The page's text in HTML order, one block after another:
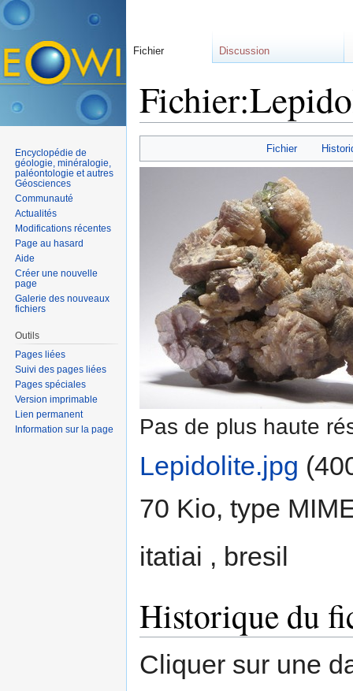
Fichier
Pas de plus haute
Lepidolite.jpg
70 Kio, type
itatiai , bresil
Historique du
Cliquer sur une
Fichier Discussion
Encyclopédie de
géologie, minéralogie,
paléontologie et autres
Géosciences
Communauté
Actualités
Modifications récentes
Page au hasard
Aide
Créer une nouvelle
page
Galerie des nouveaux
fichiers
Outils
Pages liées
Suivi des pages liées
Pages spéciales
Version imprimable
Lien permanent
Information sur la page